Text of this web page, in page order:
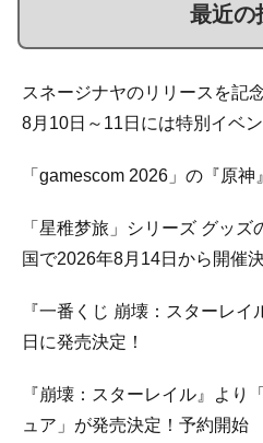
最近の
スネージナヤのリリースを記
8月10日～11日には特別イベ
「gamescom 2026」の『原神
「星稚梦旅」シリーズ グッ
国で2026年8月14日から開催決
『一番くじ 崩壊：スターレ
日に発売決定！
『崩壊：スターレイル』より
ュア」が発売決定！予約開始